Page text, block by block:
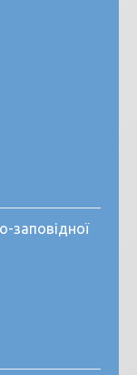
заповідної